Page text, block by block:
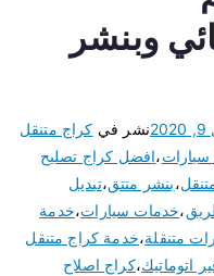
كهربائي وبنشر
نشر في كراج متنقل
سيارات،افضل كراج تصليح
،بنشر متتق،تبديل
،خدمات سيارات،خدمة
متنقلة،خدمة كراج متنقل
اتوماتيك،كراج اصلاح